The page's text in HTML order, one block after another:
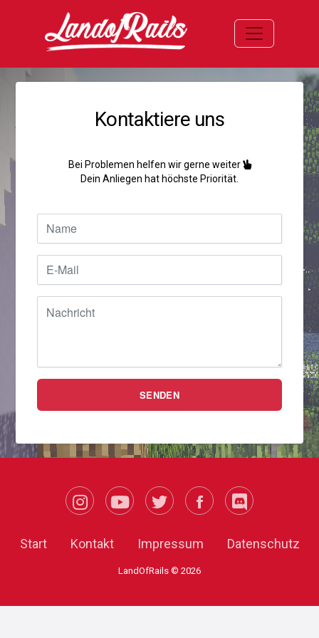
Toggle
Kontaktiere uns
Bei Problemen helfen wir gerne weiter
Dein Anliegen hat höchste Priorität.
SENDEN
Start Kontakt Impressum Datenschutz
LandOfRails © 2026